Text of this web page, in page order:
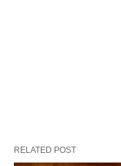
RELATED POST